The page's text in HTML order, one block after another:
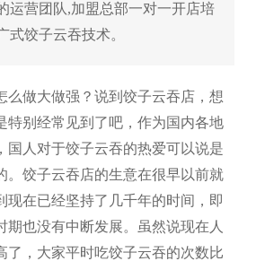
运营团队,加盟总部一对一开店培
式饺子云吞技术。
么做大做强？说到饺子云吞店，想
特别经常见到了吧，作为国内各地
国人对于饺子云吞的热爱可以说是
。饺子云吞店的生意在很早以前就
现在已经坚持了几千年的时间，即
期也没有中断发展。虽然说现在人
了，大家平时吃饺子云吞的次数比